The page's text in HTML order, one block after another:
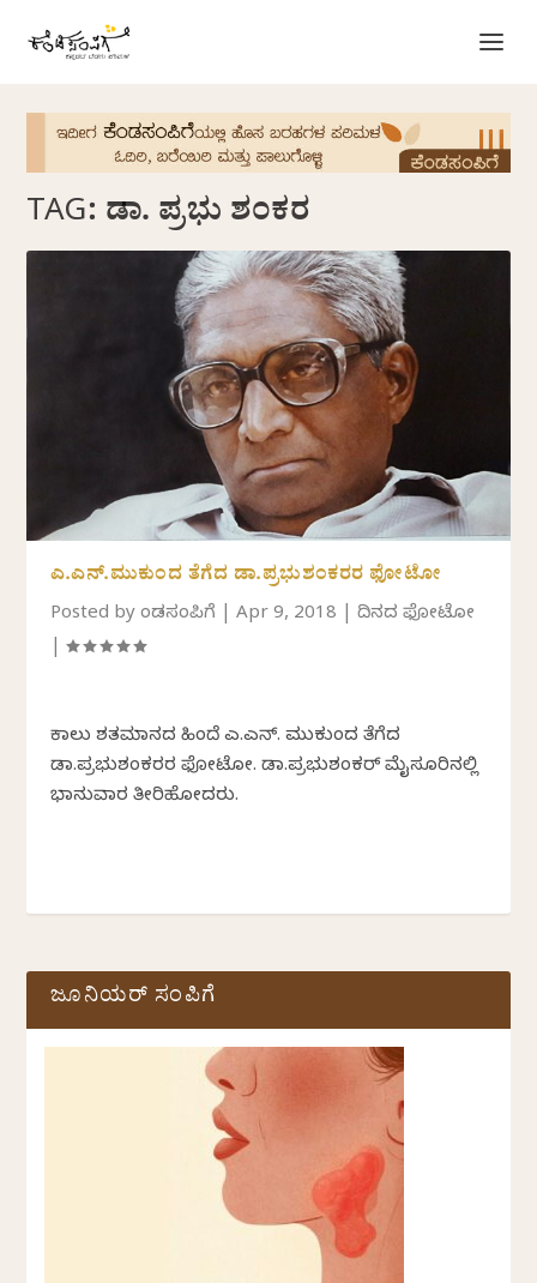
TAG: ಡಾ. ಪ್ರಭು ಶಂಕರ
ಎ.ಎನ್.ಮುಕುಂದ ತೆಗೆದ ಡಾ.ಪ್ರಭುಶಂಕರರ ಫೋಟೋ
Posted byಕೆಂಡಸಂಪಿಗೆ |Apr 9, 2018 |ದಿನದ ಫೋಟೋ
|
ಕಾಲು ಶತಮಾನದ ಹಿಂದೆ ಎ.ಎನ್. ಮುಕುಂದ ತೆಗೆದ
ಡಾ.ಪ್ರಭುಶಂಕರರ ಫೋಟೋ. ಡಾ.ಪ್ರಭುಶಂಕರ್ ಮೈಸೂರಿನಲ್ಲಿ
ಭಾನುವಾರ ತೀರಿಹೋದರು.
ಜೂನಿಯರ್ ಸಂಪಿಗೆ